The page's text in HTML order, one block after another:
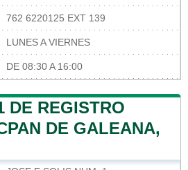
762 6220125 EXT 139
LUNES A VIERNES
DE 08:30 A 16:00
DE REGISTRO
DE GALEANA,